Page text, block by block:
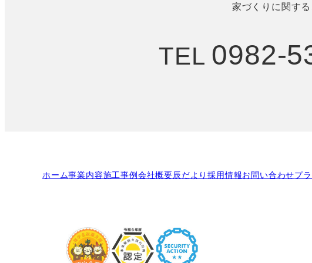
家づくりに関す
TEL 0982-
ホーム事業内容施工事例 会社概要辰だより採用情報お問い合わせプ